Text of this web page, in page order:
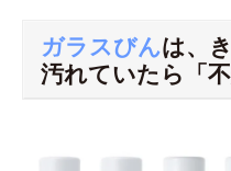
ガラスびんは、
汚れていたら「不